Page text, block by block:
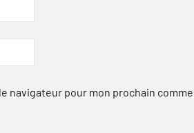
navigateur pour mon prochain